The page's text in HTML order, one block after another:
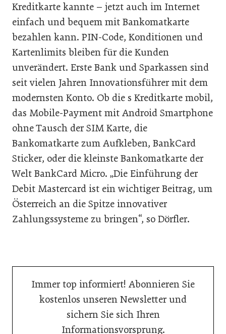
Kreditkarte kannte – jetzt auch im Internet
einfach und bequem mit Bankomatkarte
bezahlen kann. PIN-Code, Konditionen und
Kartenlimits bleiben für die Kunden
unverändert. Erste Bank und Sparkassen sind
seit vielen Jahren Innovationsführer mit dem
modernsten Konto. Ob die s Kreditkarte mobil,
das Mobile-Payment mit Android Smartphone
ohne Tausch der SIM Karte, die
Bankomatkarte zum Aufkleben, BankCard
Sticker, oder die kleinste Bankomatkarte der
Welt BankCard Micro. „Die Einführung der
Debit Mastercard ist ein wichtiger Beitrag, um
Österreich an die Spitze innovativer
Zahlungssysteme zu bringen“, so Dörfler.
Immer top informiert! Abonnieren Sie
kostenlos unseren Newsletter und
sichern Sie sich Ihren
Informationsvorsprung.